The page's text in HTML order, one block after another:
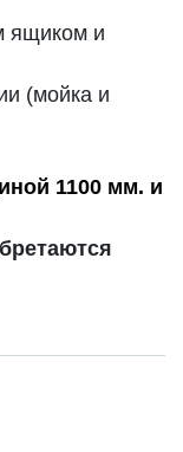
ящиком и
(мойка и
1100 мм. и